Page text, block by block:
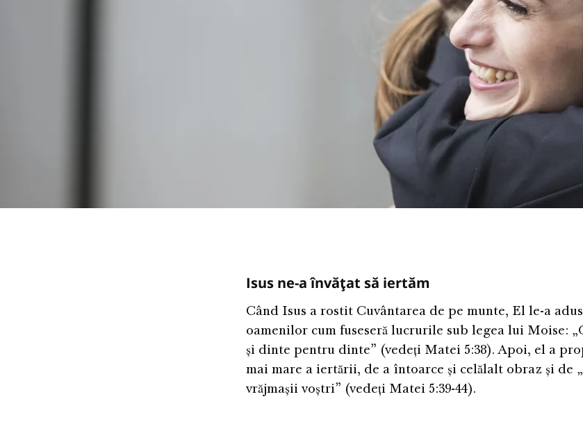
Isus ne-a învățat să iertăm
Când Isus a rostit Cuvântarea de pe munte, El le-a
oamenilor cum fuseseră lucrurile sub legea lui Moise:
și dinte pentru dinte” (vedeți Matei 5:38). Apoi, el a
mai mare a iertării, de a întoarce și celălalt obraz și de
vrăjmașii voștri” (vedeți Matei 5:39-44).